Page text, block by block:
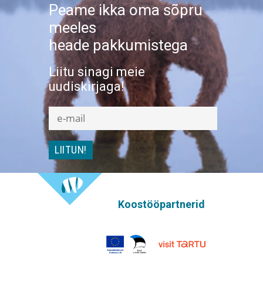
Peame ikka oma sõpru
meeles
heade pakkumistega
Liitu sinagi meie
uudiskirjaga!
Koostööpartnerid